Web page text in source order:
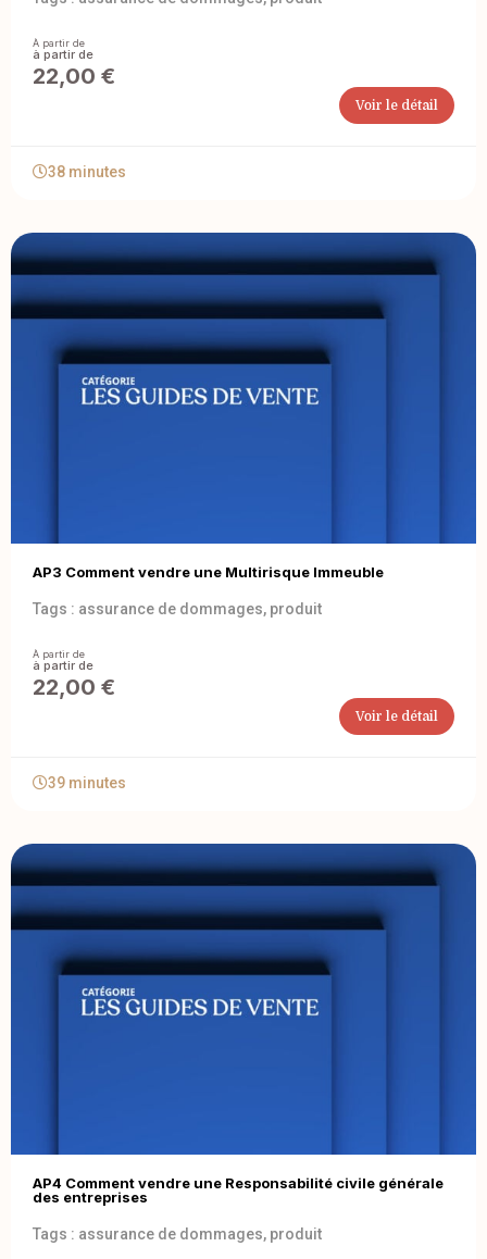
À partir de
22,00 €
Voir le détail
38 minutes
AP3 Comment vendre une Multirisque Immeuble
Tags : assurance de dommages, produit
À partir de
22,00 €
Voir le détail
39 minutes
AP4 Comment vendre une Responsabilité civile générale
des entreprises
Tags : assurance de dommages, produit